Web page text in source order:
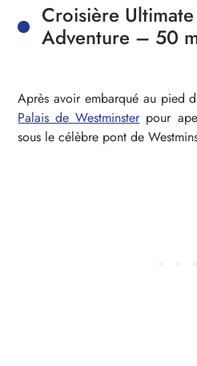
Croisière
Adventure – 50
Après avoir embarqué au pied
Palais de Westminsterpour
sous le célèbre pont de